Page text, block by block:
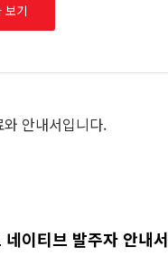
보기
안내서입니다.
네이티브 발주자 안내서